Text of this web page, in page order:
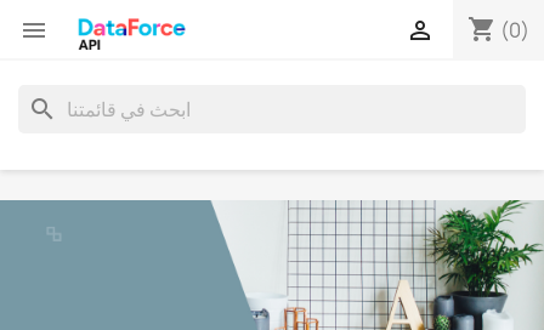
 shopping_cart (0)

search